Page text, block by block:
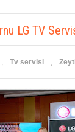
LG TV
, Tv servisi ,